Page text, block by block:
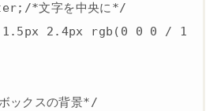
*文字を中央に*/
1.5px 2.4px rgb(0 0 0 / 1
ックスの背景*/